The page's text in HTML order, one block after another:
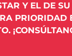
Y EL DE
PRIORIDAD